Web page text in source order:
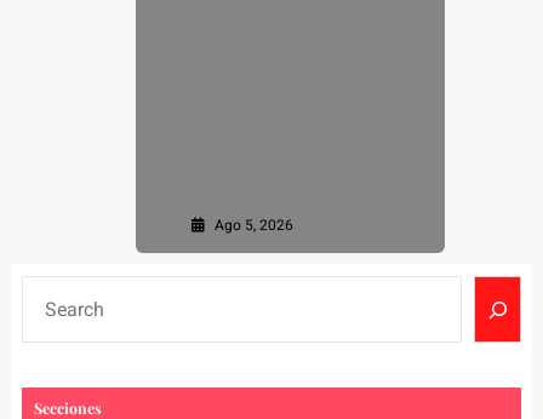
Ago 5, 2026
a
r
Secciones